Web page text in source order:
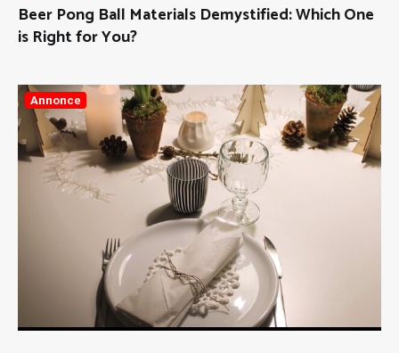
Beer Pong Ball Materials Demystified: Which One
is Right for You?
Annonce